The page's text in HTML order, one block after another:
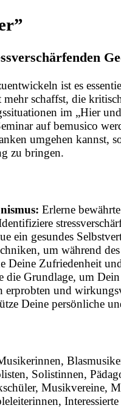
ist es
schaffst, die
im „Hier
auf bemusico
umgehen kannst,
zu bringen.
Erlerne
ein gesundes
um während
Deine Zufriedenheit
die Grundlage, um
erprobten und
Deine persönliche
Solistinnen,
Musikvereine,
Interessierte